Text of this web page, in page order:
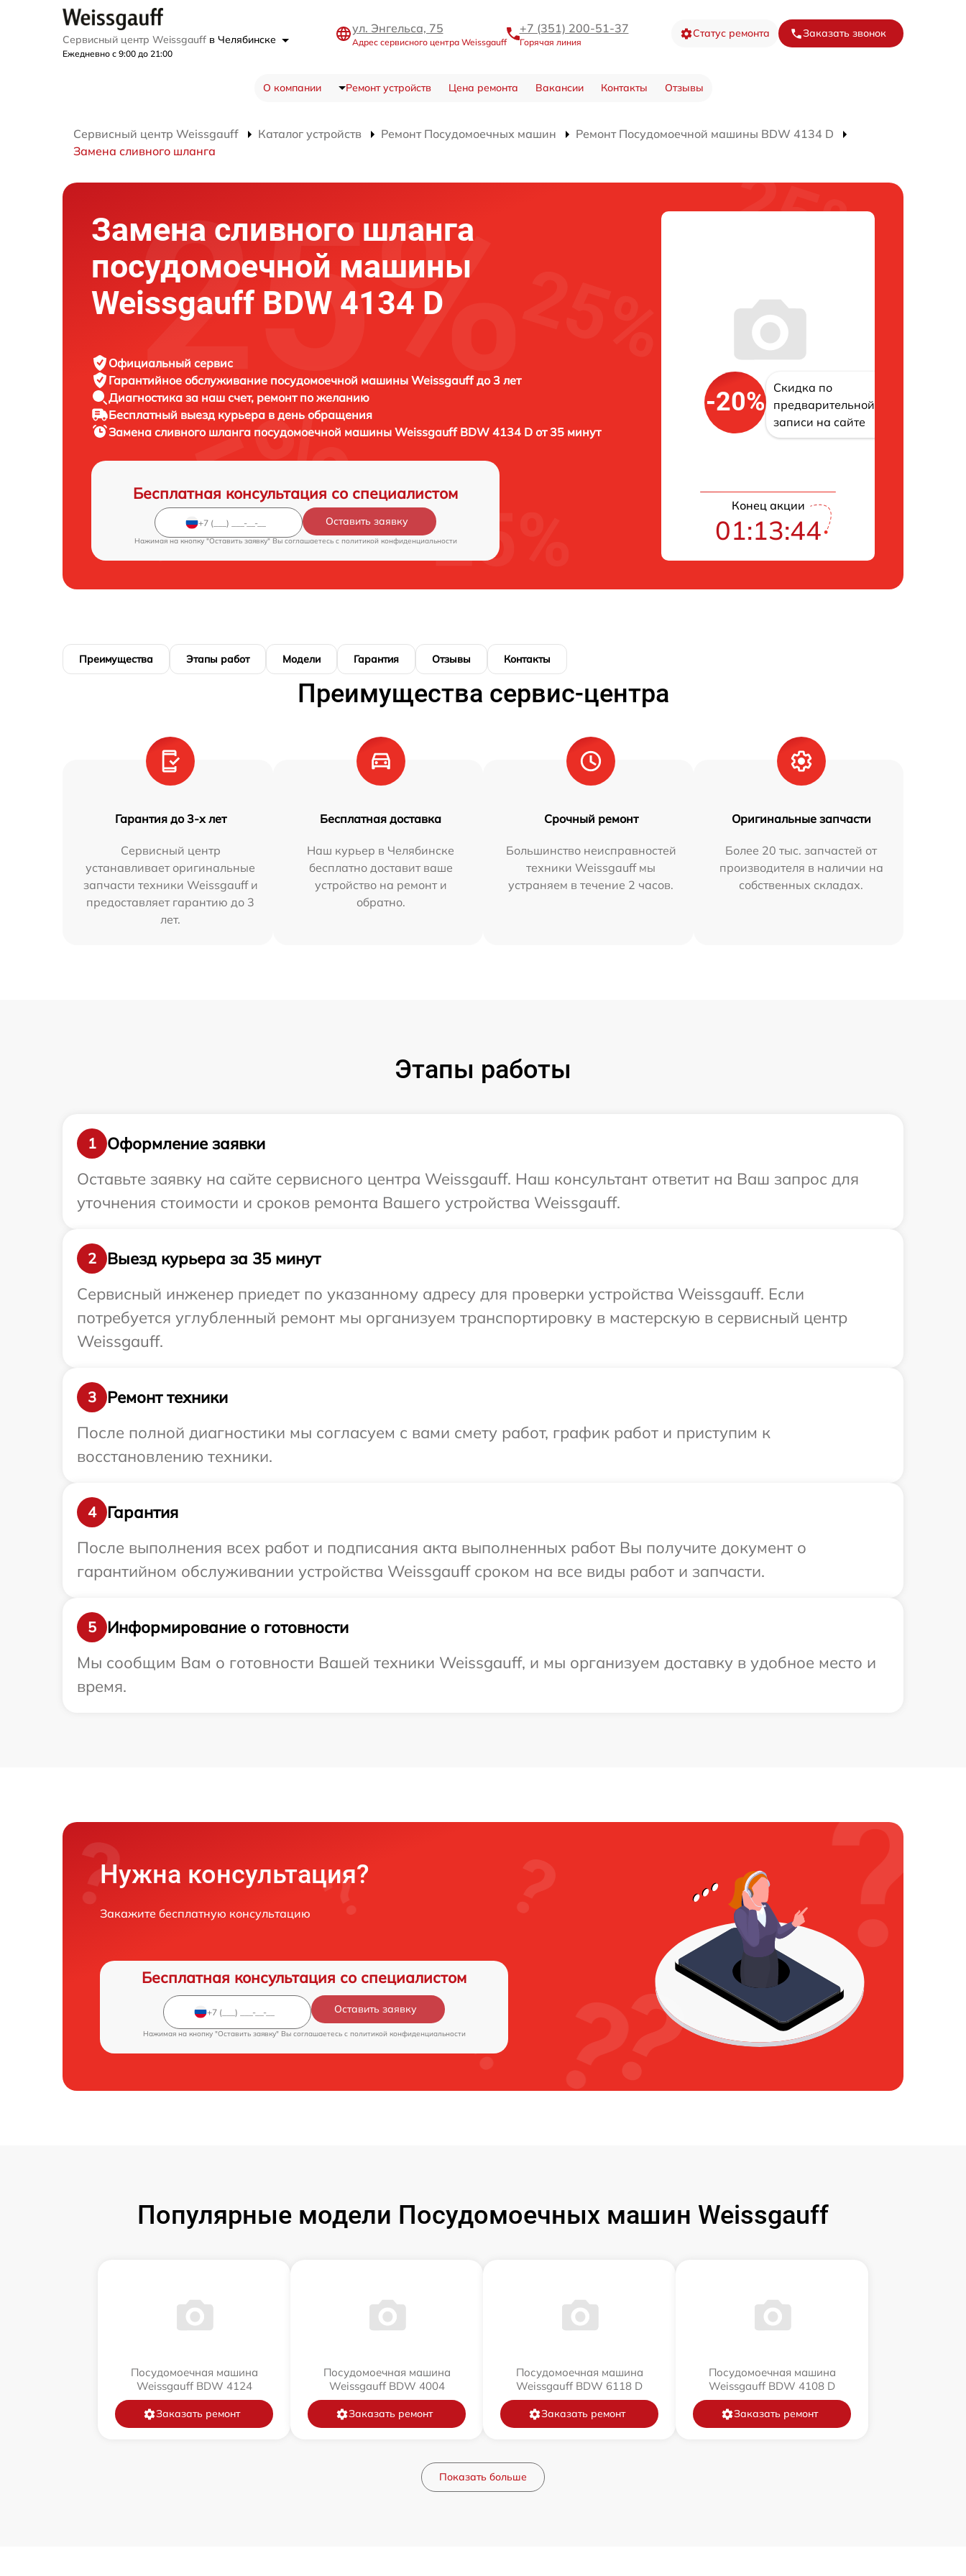
Сервисный центр Weissgauff в Челябинске
Ежедневно с 9:00 до 21:00
ул. Энгельса, 75
Адрес сервисного центра Weissgauff
+7 (351) 200-51-37
Горячая линия
Статус ремонта Заказать звонок
О компании Ремонт устройств Цена ремонта Вакансии Контакты Отзывы
Сервисный центр Weissgauff Каталог устройств Ремонт Посудомоечных машин
Ремонт Посудомоечной машины BDW 4134 D
Замена сливного шланга
Замена сливного шланга
посудомоечной машины
Weissgauff BDW 4134 D
Официальный сервис
Гарантийное обслуживание посудомоечной машины Weissgauff до 3 лет
Диагностика за наш счет, ремонт по желанию
Бесплатный выезд курьера в день обращения
Замена сливного шланга посудомоечной машины Weissgauff BDW 4134 D от 35 минут
Бесплатная консультация со специалистом
Оставить заявку
Нажимая на кнопку "Оставить заявку" Вы соглашаетесь c политикой конфиденциальности
-20%
Скидка по
предварительной
записи на сайте
Конец акции
01:13:43
Преимущества Этапы работ Модели Гарантия Отзывы Контакты
Преимущества сервис-центра
Гарантия до 3-х лет
Сервисный центр
устанавливает оригинальные
запчасти техники Weissgauff и
предоставляет гарантию до 3
лет.
Бесплатная доставка
Наш курьер в Челябинске
бесплатно доставит ваше
устройство на ремонт и
обратно.
Срочный ремонт
Большинство неисправностей
техники Weissgauff мы
устраняем в течение 2 часов.
Оригинальные запчасти
Более 20 тыс. запчастей от
производителя в наличии на
собственных складах.
Этапы работы
1
Оформление заявки
Оставьте заявку на сайте сервисного центра Weissgauff. Наш консультант ответит на Ваш запрос для
уточнения стоимости и сроков ремонта Вашего устройства Weissgauff.
2
Выезд курьера за 35 минут
Сервисный инженер приедет по указанному адресу для проверки устройства Weissgauff. Если
потребуется углубленный ремонт мы организуем транспортировку в мастерскую в сервисный центр
Weissgauff.
3
Ремонт техники
После полной диагностики мы согласуем с вами смету работ, график работ и приступим к
восстановлению техники.
4
Гарантия
После выполнения всех работ и подписания акта выполненных работ Вы получите документ о
гарантийном обслуживании устройства Weissgauff сроком на все виды работ и запчасти.
5
Информирование о готовности
Мы сообщим Вам о готовности Вашей техники Weissgauff, и мы организуем доставку в удобное место и
время.
Нужна консультация?
Закажите бесплатную консультацию
Бесплатная консультация со специалистом
Оставить заявку
Нажимая на кнопку "Оставить заявку" Вы соглашаетесь c политикой конфиденциальности
Популярные модели Посудомоечных машин Weissgauff
Посудомоечная машина
Weissgauff BDW 4124
Заказать ремонт
Посудомоечная машина
Weissgauff BDW 4004
Заказать ремонт
Посудомоечная машина
Weissgauff BDW 6118 D
Заказать ремонт
Посудомоечная машина
Weissgauff BDW 4108 D
Заказать ремонт
Показать больше